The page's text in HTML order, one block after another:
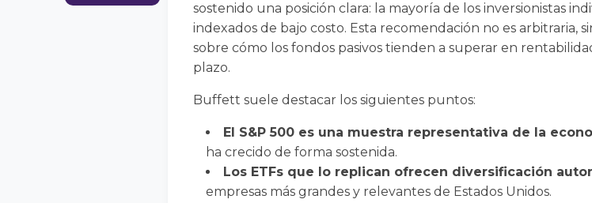
sostenido una posición clara: la mayoría de los inversionistas
indexados de bajo costo. Esta recomendación no es arbitraria,
sobre cómo los fondos pasivos tienden a superar en
plazo.
Buffett suele destacar los siguientes puntos:
El S&P 500 es una muestra representativa de la
ha crecido de forma sostenida.
Los ETFs que lo replican ofrecen diversificación
empresas más grandes y relevantes de Estados Unidos.